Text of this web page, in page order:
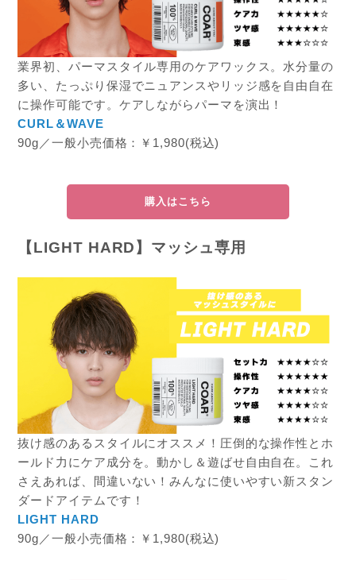
業界初、パーマスタイル専用のケアワックス。水分量の
多い、たっぷり保湿でニュアンスやリッジ感を自由自在
に操作可能です。ケアしながらパーマを演出！
CURL＆WAVE
90g／一般小売価格：￥1,980(税込)
購入はこちら
【LIGHT HARD】マッシュ専用
抜け感のあるスタイルにオススメ！圧倒的な操作性とホ
ールド力にケア成分を。動かし＆遊ばせ自由自在。これ
さえあれば、間違いない！みんなに使いやすい新スタン
ダードアイテムです！
LIGHT HARD
90g／一般小売価格：￥1,980(税込)